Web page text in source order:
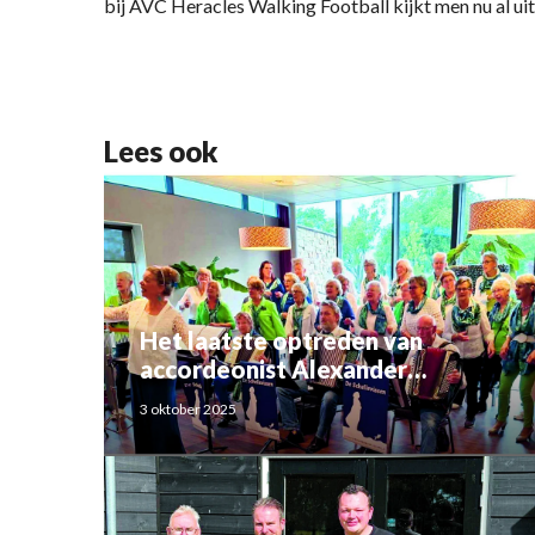
bij AVC Heracles Walking Football kijkt men nu al
Lees ook
Het laatste optreden van
accordeonist Alexander
Schoemaker
3 oktober 2025